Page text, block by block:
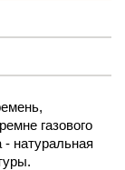
газового
- натуральная